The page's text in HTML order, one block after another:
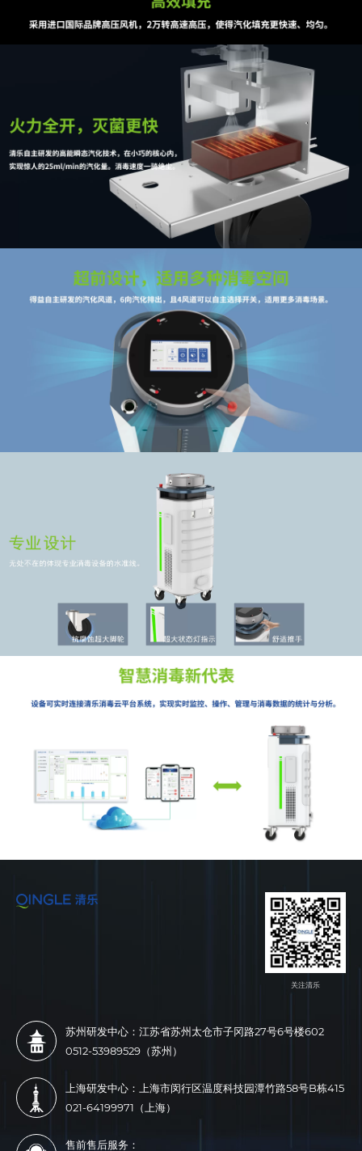
关注清乐
苏州研发中心：江苏省苏州太仓市子冈路27号6号楼602
0512-53989529（苏州）
上海研发中心：上海市闵行区温度科技园潭竹路58号B栋415
021-64199971（上海）
售前售后服务：